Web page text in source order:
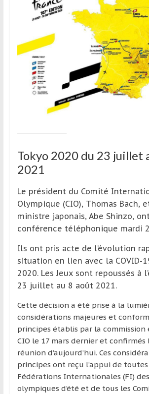
Tokyo 2020 du 23 juillet
2021
Le président du Comité
Olympique (CIO), Thomas Bach,
ministre japonais, Abe Shinzo,
conférence téléphonique mardi
Ils ont pris acte de l’évolution
situation en lien avec la COVID-
2020. Les Jeux sont repoussés à
23 juillet au 8 août 2021.
Cette décision a été prise à la
considérations majeures et
principes établis par la commission
CIO le 17 mars dernier et confirmés
réunion d’aujourd’hui. Ces
principes ont reçu l’appui de toutes
Fédérations Internationales (FI)
olympiques d’été et de tous les